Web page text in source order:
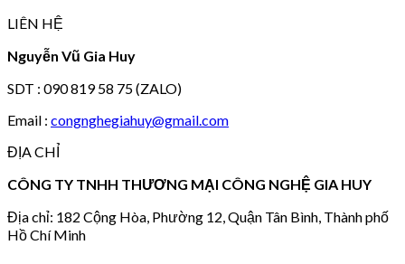
LIÊN HỆ
Nguyễn Vũ Gia Huy
SDT : 090 819 58 75 (ZALO)
Email : congnghegiahuy@gmail.com
ĐỊA CHỈ
CÔNG TY TNHH THƯƠNG MẠI CÔNG NGHỆ GIA HUY
Địa chỉ: 182 Cộng Hòa, Phường 12, Quận Tân Bình, Thành phố
Hồ Chí Minh